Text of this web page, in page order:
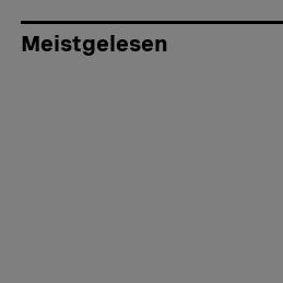
Meistgelesen